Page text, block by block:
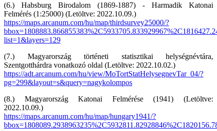
(6.) Habsburg Birodalom (1869-1887) - Harmadik Katonai
Felmérés (1:25000) (Letöltve: 2022.10.09.)
https://maps.arcanum.com/hu/map/thirdsurvey25000/?
list=1&layers=129
(7.) Magyarország történeti statisztikai helységnévtára,
Szentgotthárdra vonatkozó oldal (Letöltve: 2022.10.02.)
https://adt.arcanum.com/hu/view/MoTortStatHelysegnevTar_04/?
pg=299&layout=s&query=nagykolompos
(8.) Magyarország Katonai Felmérése (1941) (Letöltve:
2022.10.09.)
https://maps.arcanum.com/hu/map/hungary1941/?